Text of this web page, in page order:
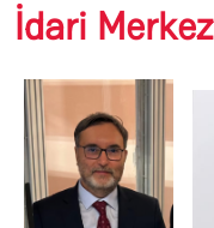
İdari Merkez